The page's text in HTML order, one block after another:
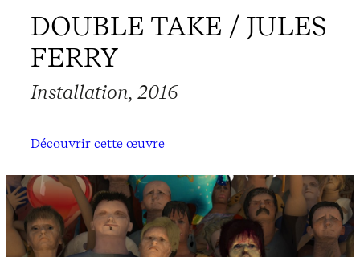
DOUBLE TAKE / JULES
FERRY
Installation, 2016
Découvrir cette œuvre